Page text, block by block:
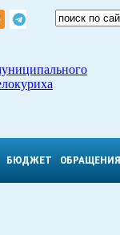
БЮДЖЕТ ОБРАЩЕНИЯ